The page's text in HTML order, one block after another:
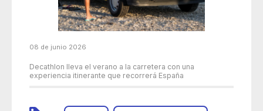
08 de junio 2026
Decathlon lleva el verano a la carretera con una
experiencia itinerante que recorrerá España